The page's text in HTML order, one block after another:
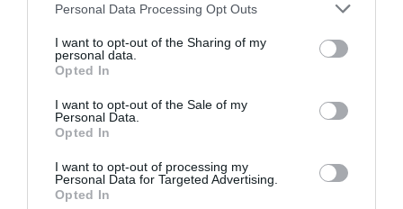
Personal Data Processing Opt Outs
I want to opt-out of the Sharing of my
personal data.
Opted In
I want to opt-out of the Sale of my
Personal Data.
Opted In
I want to opt-out of processing my
Personal Data for Targeted Advertising.
Opted In
No perdamos el norte: la
emigración es mala
Eulogio López
Argumentos